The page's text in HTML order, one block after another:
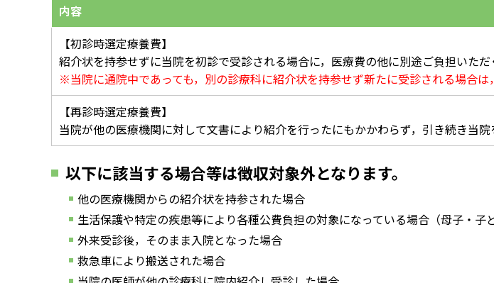
内容
【初診時選定療養費】
紹介状を持参せずに当院を初診で受診される場合に，医療費の他に別途ご負担いただ
※当院に通院中であっても，別の診療科に紹介状を持参せず新たに受診される場合は
【再診時選定療養費】
当院が他の医療機関に対して文書により紹介を行ったにもかかわらず，引き続き当
以下に該当する場合等は徴収対象外となります。
他の医療機関からの紹介状を持参された場合
生活保護や特定の疾患等により各種公費負担の対象になっている場合（母子・子
外来受診後，そのまま入院となった場合
救急車により搬送された場合